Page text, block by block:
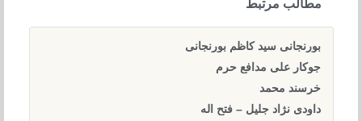
مطالب مرتبط
بورنجانی سید کاظم بورنجانی
جوکار علی مدافع حرم
خرسند محمد
داودی نژاد جلیل – فتح اله